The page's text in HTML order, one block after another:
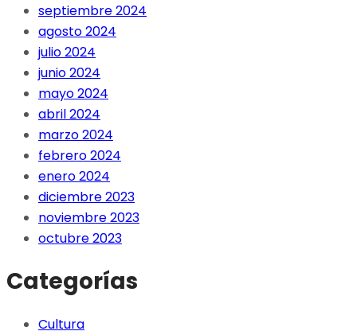
septiembre 2024
agosto 2024
julio 2024
junio 2024
mayo 2024
abril 2024
marzo 2024
febrero 2024
enero 2024
diciembre 2023
noviembre 2023
octubre 2023
Categorías
Cultura